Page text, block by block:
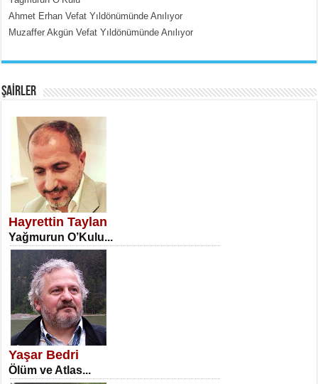
SATILMIŞ ÜMİT ÇETİNKAYA
Erkenlik...
NECLA DİLEK ARSLAN
Öğretmenler Günü Mahkemesi...
Ahmet Erhan Vefat Yıldönümünde Anılıyor
Muzaffer Akgün Vefat Yıldönümünde Anılıyor
ŞAİRLER
Hayrettin Taylan
Yağmurun O’Kulu...
Yaşar Bedri
Ölüm ve Atlas...